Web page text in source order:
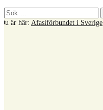
Sök
efter:
Du är här: Afasiförbundet i Sverige